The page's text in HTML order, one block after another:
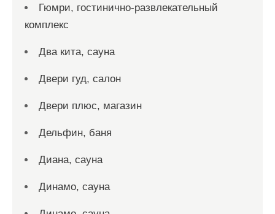
Гюмри, гостинично-развлекательный
комплекс
Два кита, сауна
Двери гуд, салон
Двери плюс, магазин
Дельфин, баня
Диана, сауна
Динамо, сауна